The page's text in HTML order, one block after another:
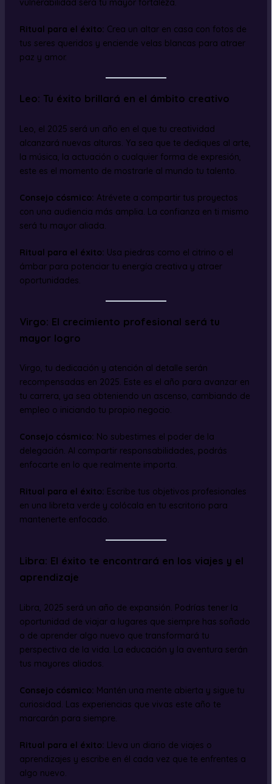
vulnerabilidad será tu mayor fortaleza.
Ritual para el éxito: Crea un altar en casa con fotos de
tus seres queridos y enciende velas blancas para atraer
paz y amor.
Leo: Tu éxito brillará en el ámbito creativo
Leo, el 2025 será un año en el que tu creatividad
alcanzará nuevas alturas. Ya sea que te dediques al arte,
la música, la actuación o cualquier forma de expresión,
este es el momento de mostrarle al mundo tu talento.
Consejo cósmico: Atrévete a compartir tus proyectos
con una audiencia más amplia. La confianza en ti mismo
será tu mayor aliada.
Ritual para el éxito: Usa piedras como el citrino o el
ámbar para potenciar tu energía creativa y atraer
oportunidades.
Virgo: El crecimiento profesional será tu
mayor logro
Virgo, tu dedicación y atención al detalle serán
recompensadas en 2025. Este es el año para avanzar en
tu carrera, ya sea obteniendo un ascenso, cambiando de
empleo o iniciando tu propio negocio.
Consejo cósmico: No subestimes el poder de la
delegación. Al compartir responsabilidades, podrás
enfocarte en lo que realmente importa.
Ritual para el éxito: Escribe tus objetivos profesionales
en una libreta verde y colócala en tu escritorio para
mantenerte enfocado.
Libra: El éxito te encontrará en los viajes y el
aprendizaje
Libra, 2025 será un año de expansión. Podrías tener la
oportunidad de viajar a lugares que siempre has soñado
o de aprender algo nuevo que transformará tu
perspectiva de la vida. La educación y la aventura serán
tus mayores aliados.
Consejo cósmico: Mantén una mente abierta y sigue tu
curiosidad. Las experiencias que vivas este año te
marcarán para siempre.
Ritual para el éxito: Lleva un diario de viajes o
aprendizajes y escribe en él cada vez que te enfrentes a
algo nuevo.